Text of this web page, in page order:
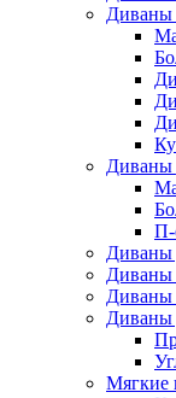
Диваны
Диваны
П-
Диваны
Диваны
Диваны
Диваны
Мягкие